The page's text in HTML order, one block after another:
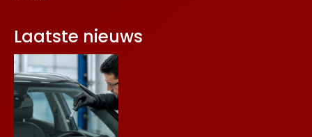
Laatste nieuws